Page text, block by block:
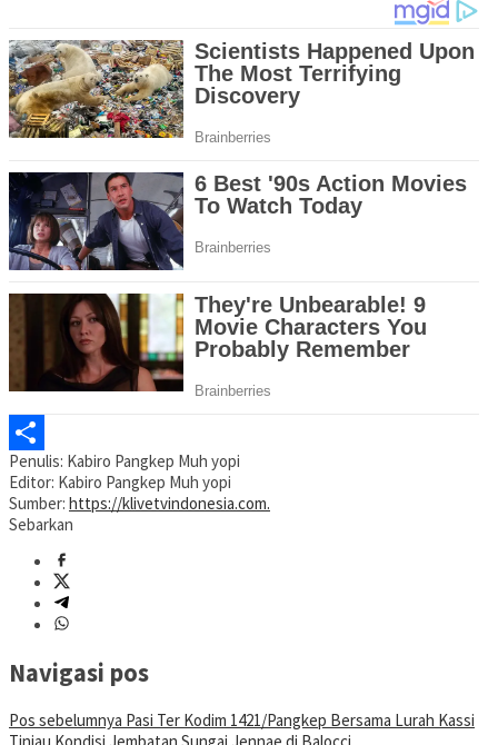
Share
Penulis: Kabiro Pangkep Muh yopi
Editor: Kabiro Pangkep Muh yopi
Sumber: https://klivetvindonesia.com.
Sebarkan
Navigasi pos
Pos sebelumnya Pasi Ter Kodim 1421/Pangkep Bersama Lurah Kassi
Tinjau Kondisi Jembatan Sungai Jennae di Balocci